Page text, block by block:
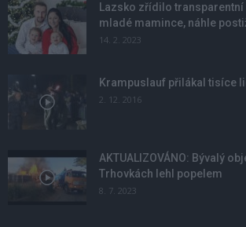
Lazsko zřídilo
mladé mamince, náhle
14. 2. 2023
Krampuslauf přilákal tisíce
2. 12. 2016
AKTUALIZOVÁNO: Bývalý
Trhovkách lehl popelem
8. 7. 2023